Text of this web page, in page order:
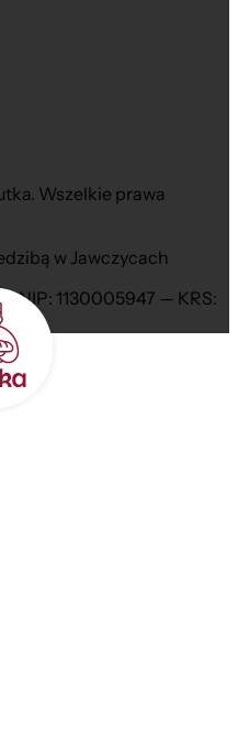
Wszelkie prawa
w Jawczycach
NIP: 1130005947 — KRS: